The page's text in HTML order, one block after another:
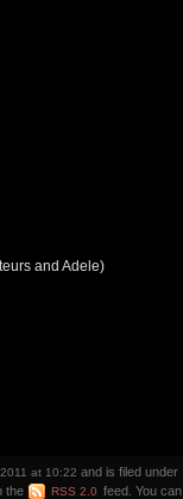
and Adele)
at 10:22 and is filed under
the RSS 2.0 feed. You can